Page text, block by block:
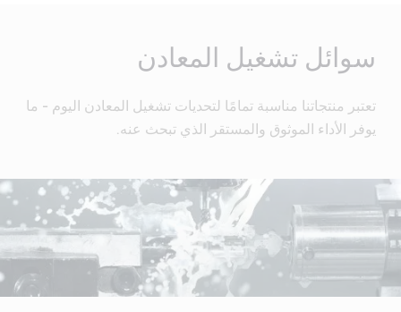
سوائل تشغيل المعادن
تعتبر منتجاتنا مناسبة تمامًا لتحديات تشغيل المعادن اليوم - ما
يوفر الأداء الموثوق والمستقر الذي تبحث عنه.